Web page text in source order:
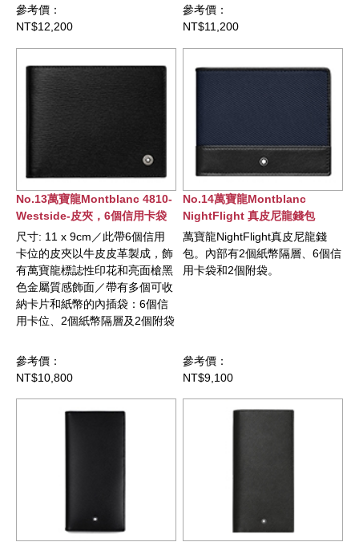
參考價：
NT$12,200
參考價：
NT$11,200
No.13萬寶龍Montblanc 4810-
Westside-皮夾，6個信用卡袋
尺寸: 11 x 9cm／此帶6個信用
卡位的皮夾以牛皮皮革製成，飾
有萬寶龍標誌性印花和亮面槍黑
色金屬質感飾面／帶有多個可收
納卡片和紙幣的內插袋：6個信
用卡位、2個紙幣隔層及2個附袋
參考價：
NT$10,800
No.14萬寶龍Montblanc
NightFlight 真皮尼龍錢包
萬寶龍NightFlight真皮尼龍錢
包。內部有2個紙幣隔層、6個信
用卡袋和2個附袋。
參考價：
NT$9,100